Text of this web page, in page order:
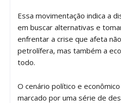
Essa movimentação indica a
em buscar alternativas e
enfrentar a crise que afeta
petrolífera, mas também a
todo.
O cenário político e
marcado por uma série de